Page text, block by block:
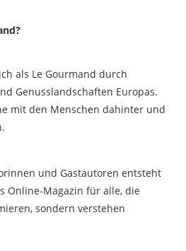
als Le Gourmand durch
Genusslandschaften Europas.
mit den Menschen dahinter und
und Gastautoren entsteht
Online-Magazin für alle, die
sondern verstehen